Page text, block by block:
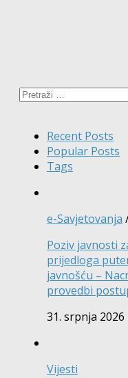
Pretraži:
Recent Posts
Popular Posts
Tags
e-Savjetovanja
Poziv javnosti
prijedloga
javnošću –
provedbi
31. srpnja 2026
Vijesti